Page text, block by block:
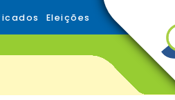
Eleições